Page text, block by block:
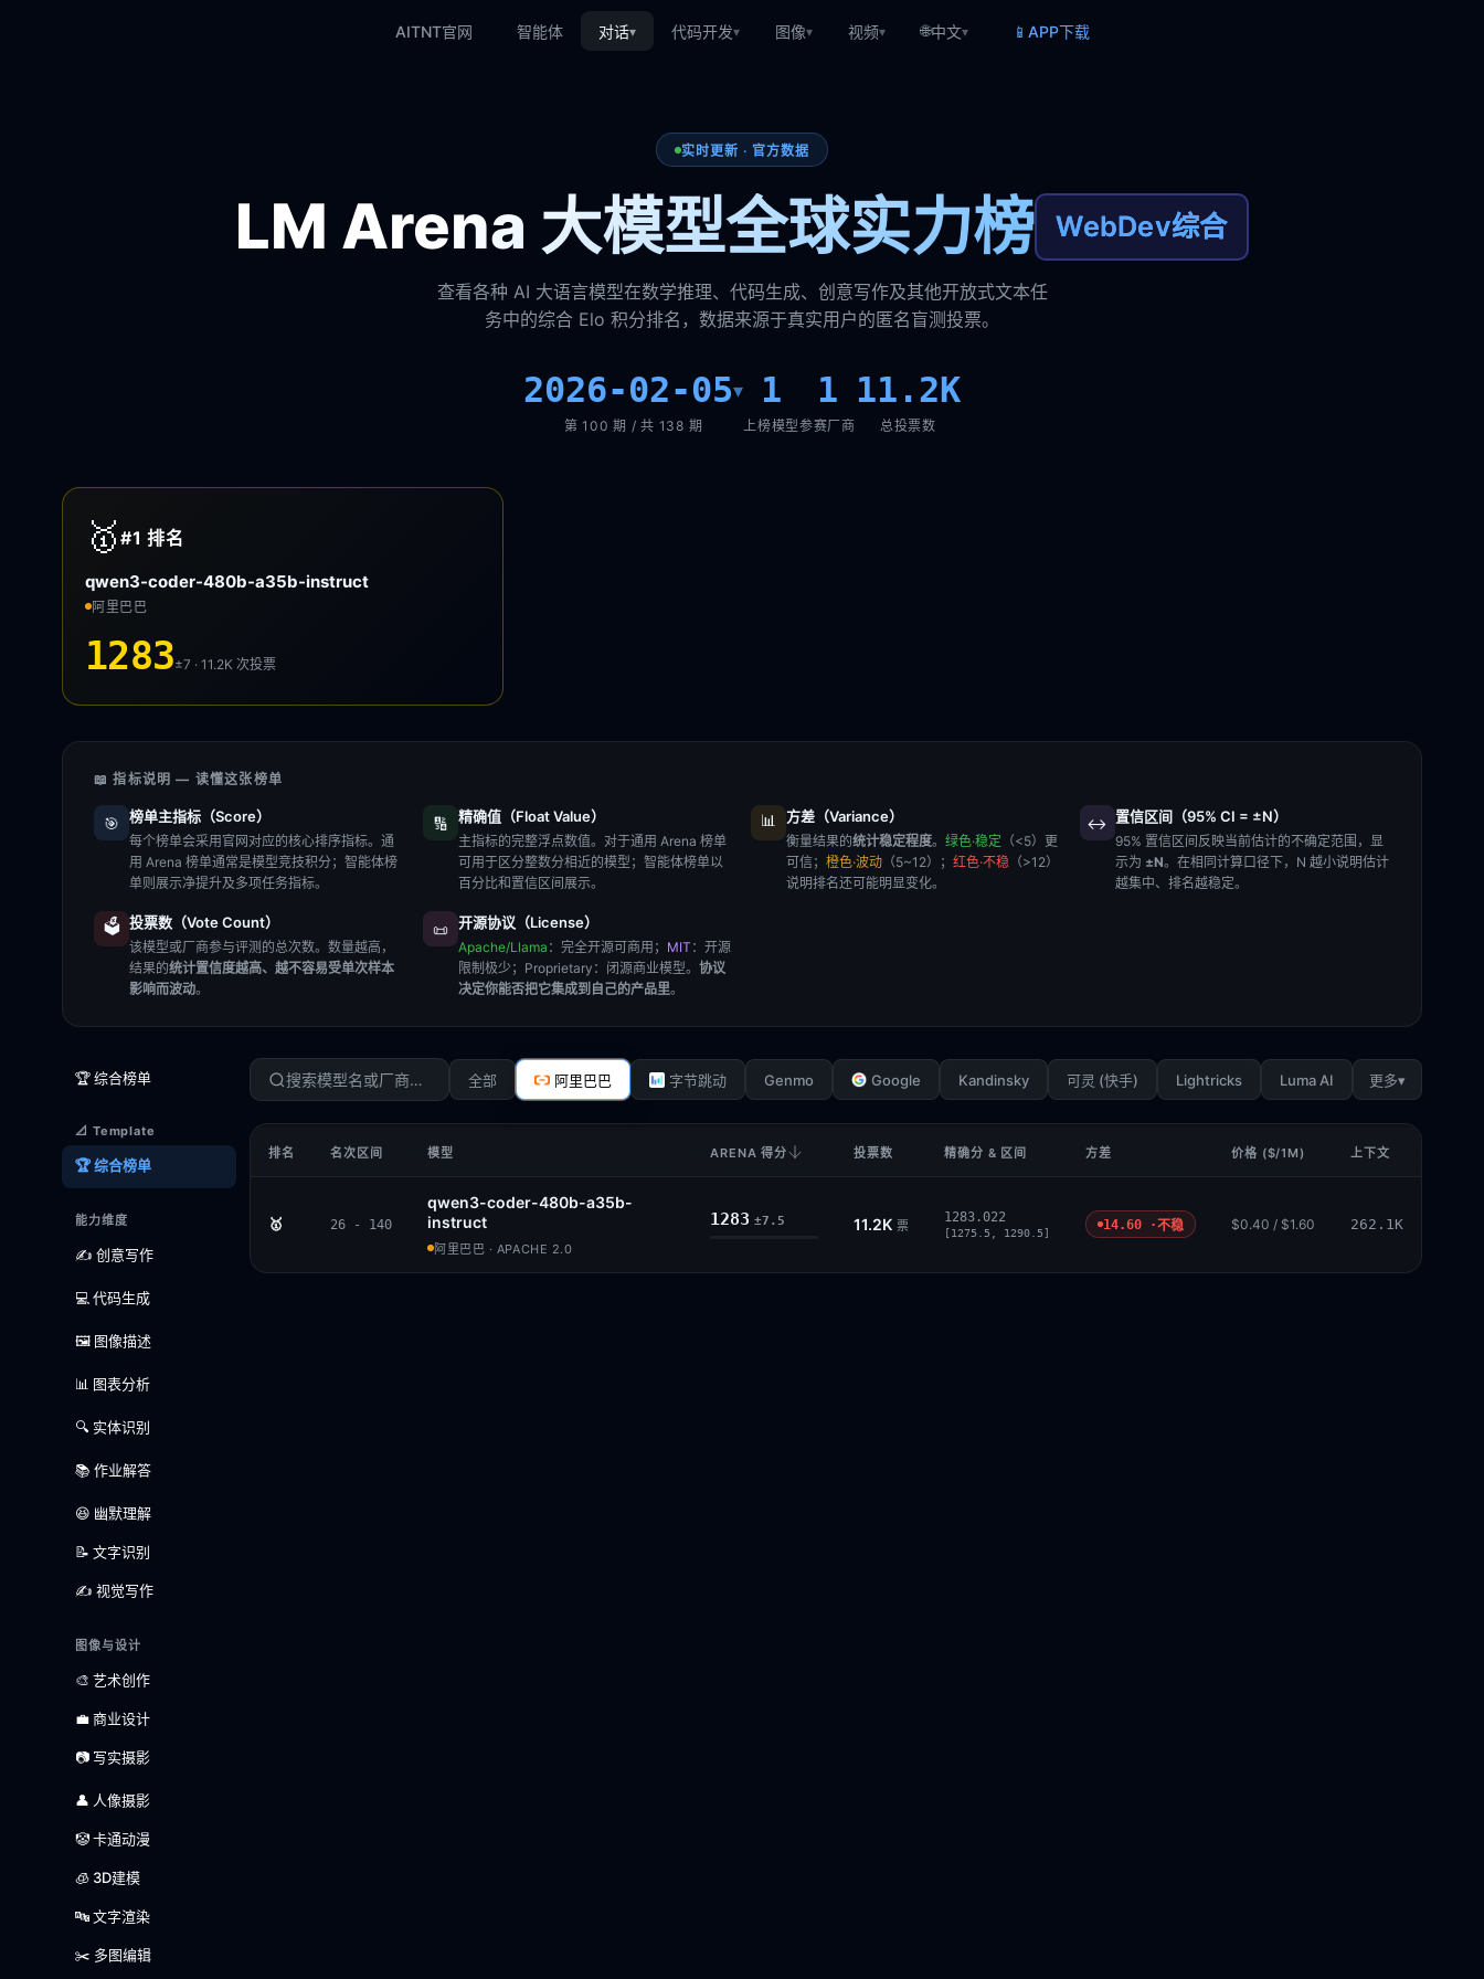
AITNT官网 智能体 对话▾ 代码开发▾ 图像▾ 视频▾ 🌐中文▾ 📱 APP下载
实时更新 · 官方数据
LM Arena 大模型全球实力榜 WebDev综合
查看各种 AI 大语言模型在数学推理、代码生成、创意写作及其他开放式文本任
务中的综合 Elo 积分排名，数据来源于真实用户的匿名盲测投票。
2026-02-05▾
第 100 期 / 共 138 期
1
上榜模型
1
参赛厂商
11.2K
总投票数
🥇 #1排名
qwen3-coder-480b-a35b-instruct
阿里巴巴
1283±7 · 11.2K次投票
📖 指标说明 — 读懂这张榜单
🎯 榜单主指标（Score）
每个榜单会采用官网对应的核心排序指标。通
用 Arena 榜单通常是模型竞技积分；智能体榜
单则展示净提升及多项任务指标。
🔢 精确值（Float Value）
主指标的完整浮点数值。对于通用 Arena 榜单
可用于区分整数分相近的模型；智能体榜单以
百分比和置信区间展示。
📊 方差（Variance）
衡量结果的统计稳定程度。 绿色·稳定 （<5）更
可信； 橙色·波动 （5~12）； 红色·不稳 （>12）
说明排名还可能明显变化。
↔️ 置信区间（95% CI = ±N）
95% 置信区间反映当前估计的不确定范围，显
示为 ±N。在相同计算口径下，N 越小说明估计
越集中、排名越稳定。
🗳️ 投票数（Vote Count）
该模型或厂商参与评测的总次数。数量越高，
结果的统计置信度越高、越不容易受单次样本
影响而波动。
📜 开源协议（License）
Apache/Llama ：完全开源可商用； MIT ：开源
限制极少； Proprietary ：闭源商业模型。 协议
决定你能否把它集成到自己的产品里。
🏆 综合榜单
📐 Template
🏆 综合榜单
能力维度
✍️ 创意写作
💻 代码生成
🖼️ 图像描述
📊 图表分析
🔍 实体识别
📚 作业解答
😆 幽默理解
📝 文字识别
✍️ 视觉写作
图像与设计
🎨 艺术创作
💼 商业设计
📷 写实摄影
👤 人像摄影
🤡 卡通动漫
🧊 3D建模
🔤 文字渲染
✂️ 多图编辑
全部 阿里巴巴 字节跳动 Genmo Google Kandinsky 可灵 (快手) Lightricks Luma AI 更多▾
排名 名次区间 模型 ARENA 得分 投票数 精确分 & 区间 方差 价格 ($/1M) 上下文
🥇 26 - 140
qwen3-coder-480b-a35b-
instruct
阿里巴巴 · APACHE 2.0
1283 ±7.5 11.2K 票
1283.022
[1275.5, 1290.5]
14.60 ·不稳 $0.40 / $1.60 262.1K